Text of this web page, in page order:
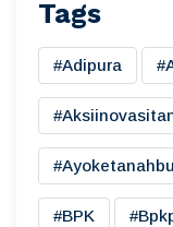
Tags
#adipura
#BPK